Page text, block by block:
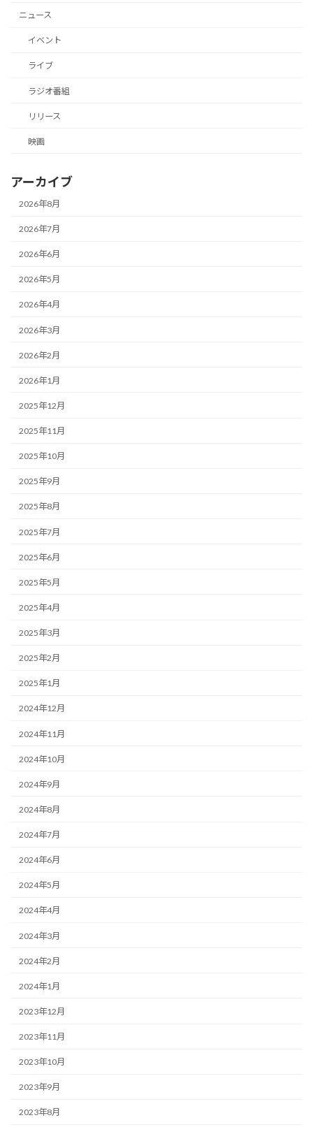
ニュース
イベント
ライブ
ラジオ番組
リリース
映画
アーカイブ
2026年8月
2026年7月
2026年6月
2026年5月
2026年4月
2026年3月
2026年2月
2026年1月
2025年12月
2025年11月
2025年10月
2025年9月
2025年8月
2025年7月
2025年6月
2025年5月
2025年4月
2025年3月
2025年2月
2025年1月
2024年12月
2024年11月
2024年10月
2024年9月
2024年8月
2024年7月
2024年6月
2024年5月
2024年4月
2024年3月
2024年2月
2024年1月
2023年12月
2023年11月
2023年10月
2023年9月
2023年8月